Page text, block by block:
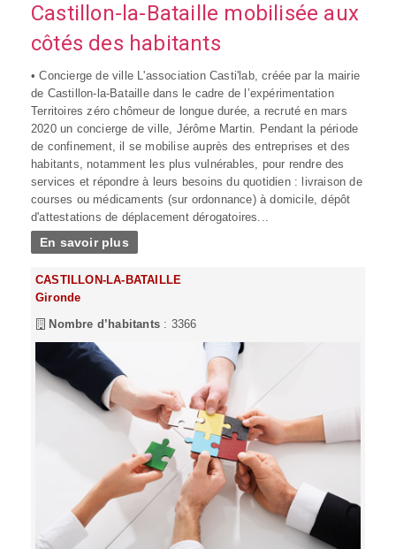
Castillon-la-Bataille mobilisée aux
côtés des habitants
• Concierge de ville L'association Casti'lab, créée par la mairie
de Castillon-la-Bataille dans le cadre de l’expérimentation
Territoires zéro chômeur de longue durée, a recruté en mars
2020 un concierge de ville, Jérôme Martin. Pendant la période
de confinement, il se mobilise auprès des entreprises et des
habitants, notamment les plus vulnérables, pour rendre des
services et répondre à leurs besoins du quotidien : livraison de
courses ou médicaments (sur ordonnance) à domicile, dépôt
d'attestations de déplacement dérogatoires...
En savoir plus
CASTILLON-LA-BATAILLE
Gironde
Nombre d’habitants : 3366